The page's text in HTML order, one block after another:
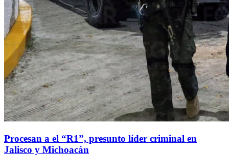
Procesan a el “R1”, presunto líder criminal en
Jalisco y Michoacán